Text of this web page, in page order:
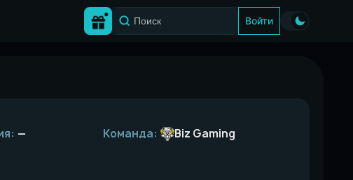
Войти
— Команда:
Biz Gaming